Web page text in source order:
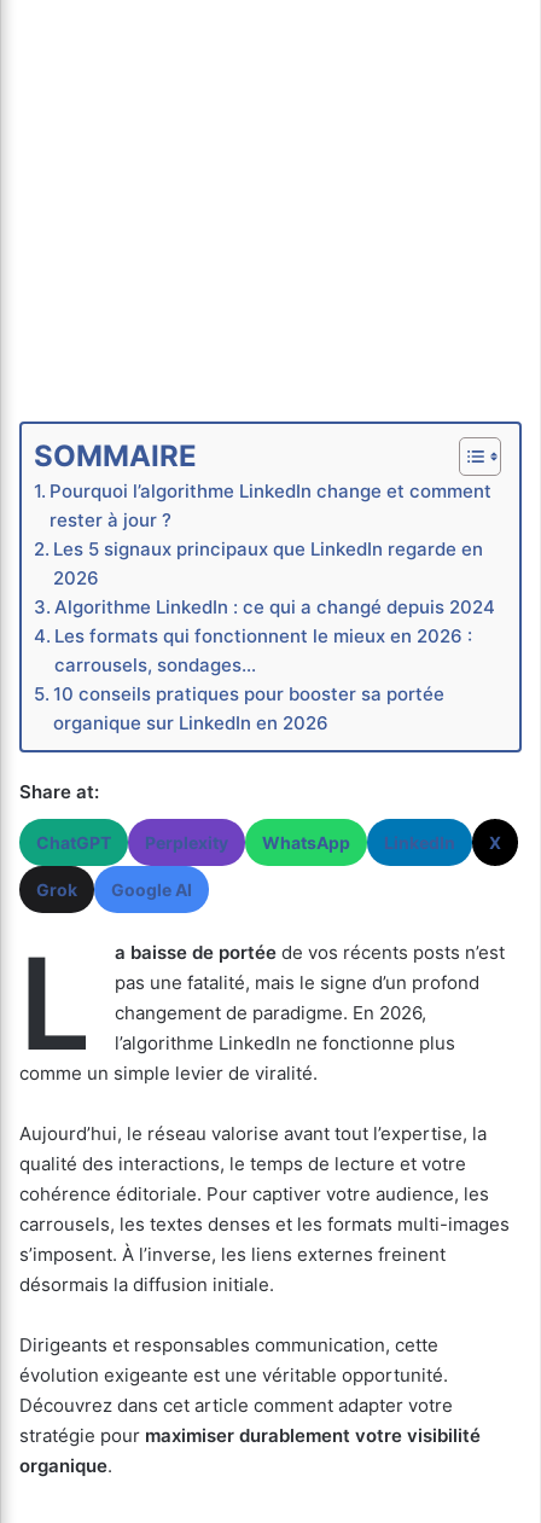
SOMMAIRE
Pourquoi l’algorithme LinkedIn change et comment
rester à jour ?
Les 5 signaux principaux que LinkedIn regarde en
2026
Algorithme LinkedIn : ce qui a changé depuis 2024
Les formats qui fonctionnent le mieux en 2026 :
carrousels, sondages…
10 conseils pratiques pour booster sa portée
organique sur LinkedIn en 2026
Share at:
ChatGPT Perplexity WhatsApp LinkedIn X
Grok Google AI
L a baisse de portée de vos récents posts n’est
pas une fatalité, mais le signe d’un profond
changement de paradigme. En 2026,
l’algorithme LinkedIn ne fonctionne plus
comme un simple levier de viralité.
Aujourd’hui, le réseau valorise avant tout l’expertise, la
qualité des interactions, le temps de lecture et votre
cohérence éditoriale. Pour captiver votre audience, les
carrousels, les textes denses et les formats multi-images
s’imposent. À l’inverse, les liens externes freinent
désormais la diffusion initiale.
Dirigeants et responsables communication, cette
évolution exigeante est une véritable opportunité.
Découvrez dans cet article comment adapter votre
stratégie pour maximiser durablement votre visibilité
organique.